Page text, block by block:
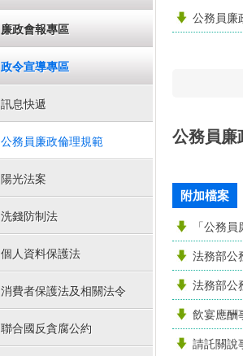
廉政會報專區
政令宣導專區
訊息快遞
公務員廉政倫理規範
陽光法案
洗錢防制法
個人資料保護法
消費者保護法及相關法令
聯合國反貪腐公約
公務員廉
公務員廉
附加檔案
「公務
法務部公
法務部公
飲宴應酬
請託關說